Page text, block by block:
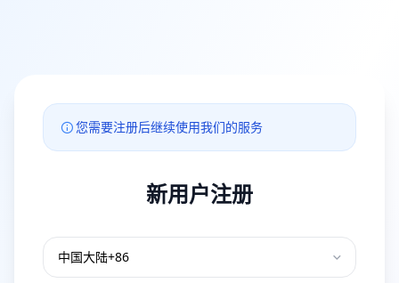
您需要注册后继续使用我们的服务
新用户注册